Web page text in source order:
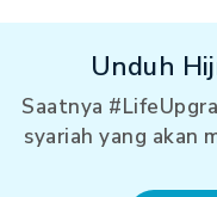
Unduh
Saatnya
syariah yang akan